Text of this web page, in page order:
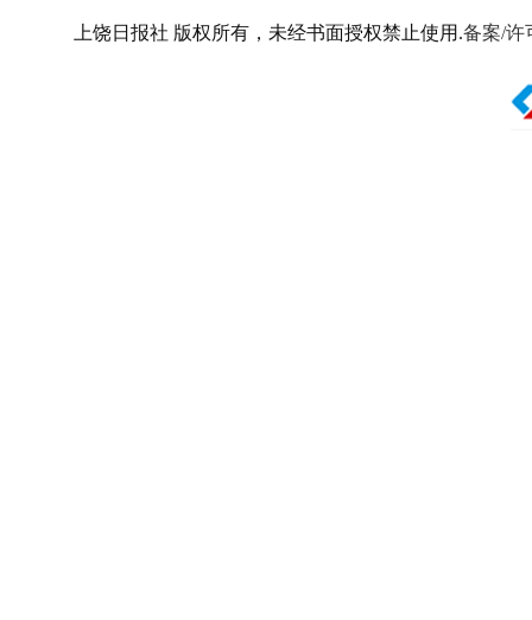
上饶日报社 版权所有，未经书面授权禁止使用.备案/许